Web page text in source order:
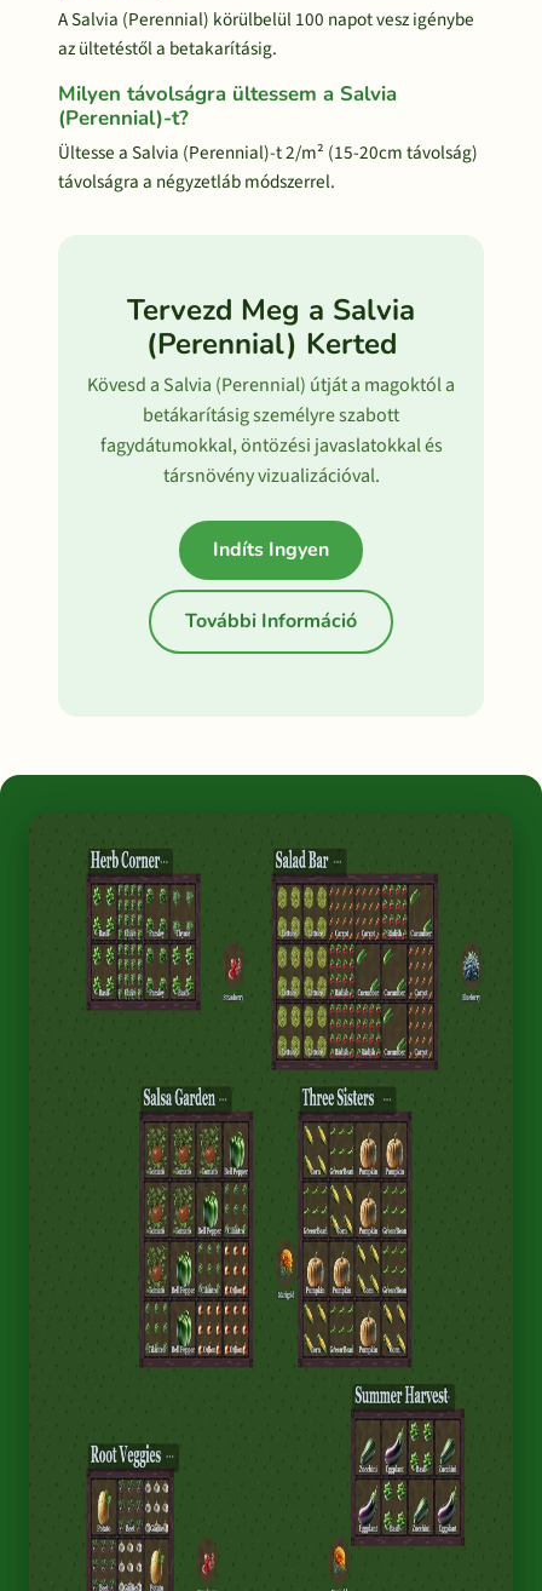
A Salvia (Perennial) körülbelül 100 napot vesz igénybe
az ültetéstől a betakarításig.
Milyen távolságra ültessem a Salvia
(Perennial)-t?
Ültesse a Salvia (Perennial)-t 2/m² (15-20cm távolság)
távolságra a négyzetláb módszerrel.
Tervezd Meg a Salvia
(Perennial) Kerted
Kövesd a Salvia (Perennial) útját a magoktól a
betákarításig személyre szabott
fagydátumokkal, öntözési javaslatokkal és
társnövény vizualizációval.
Indíts Ingyen
További Információ